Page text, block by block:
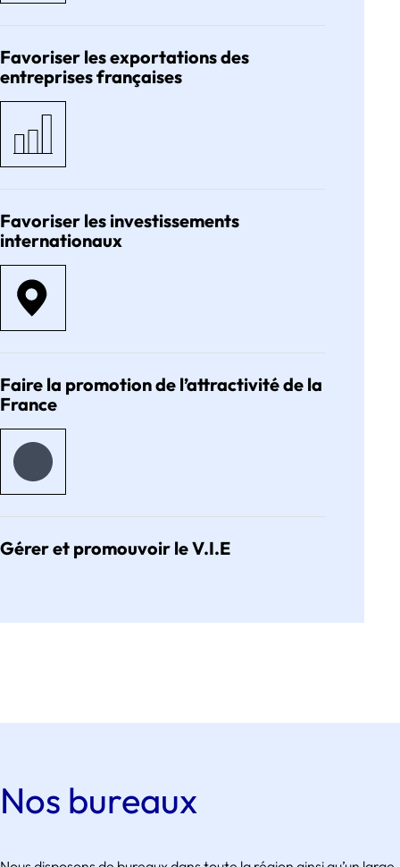
Favoriser les exportations des
entreprises françaises
Favoriser les investissements
internationaux
Faire la promotion de l’attractivité de la
France
Gérer et promouvoir le V.I.E
Nos bureaux